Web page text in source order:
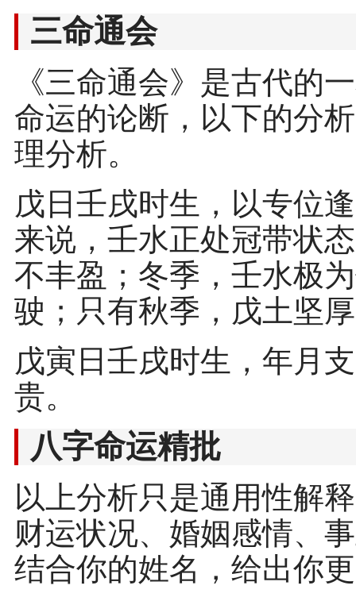
三命通会
《三命通会》是古代的
命运的论断，以下的分
理分析。
戊日壬戌时生，以专位
来说，壬水正处冠带状
不丰盈；冬季，壬水极
驶；只有秋季，戊土坚
戊寅日壬戌时生，年月
贵。
八字命运精批
以上分析只是通用性解
财运状况、婚姻感情、
结合你的姓名，给出你